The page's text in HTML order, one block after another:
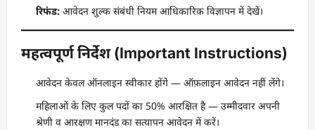
रिफंड: आवेदन शुल्क संबंधी नियम आधिकारिक विज्ञापन में देखें।
महत्वपूर्ण निर्देश (Important Instructions)
आवेदन केवल ऑनलाइन स्वीकार होंगे — ऑफ़लाइन आवेदन नहीं लेंगे।
महिलाओं के लिए कुल पदों का 50% आरक्षित है — उम्मीदवार अपनी
श्रेणी व आरक्षण मानदंड का सत्यापन आवेदन में करें।